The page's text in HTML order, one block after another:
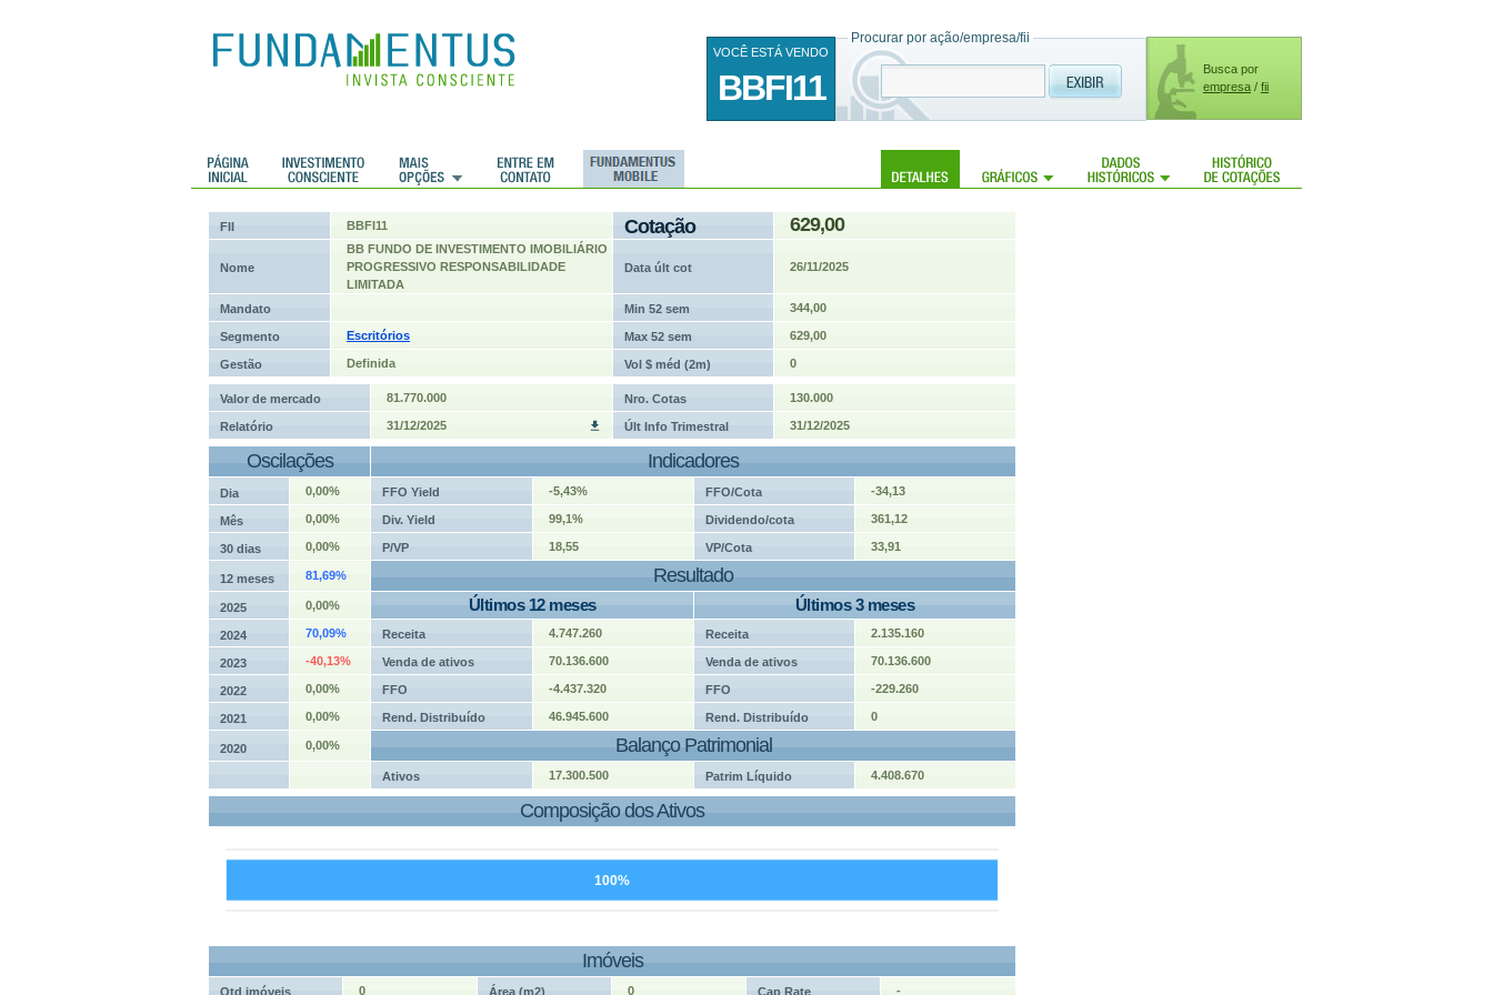
Busca por
empresa / fii
Procurar por ação/empresa/fii
VOCÊ ESTÁ VENDO
BBFI11
Histórico de cotações
FII BBFI11 Cotação 629,00
Nome
BB FUNDO DE INVESTIMENTO IMOBILIÁRIO
PROGRESSIVO RESPONSABILIDADE
LIMITADA
Data últ cot 26/11/2025
Mandato Min 52 sem 344,00
Segmento Escritórios Max 52 sem 629,00
Gestão Definida Vol $ méd (2m) 0
Valor de mercado 81.770.000 Nro. Cotas 130.000
Relatório 31/12/2025 Últ Info Trimestral 31/12/2025
Oscilações Indicadores
Dia 0,00% FFO Yield -5,43% FFO/Cota -34,13
Mês 0,00% Div. Yield 99,1% Dividendo/cota 361,12
30 dias 0,00% P/VP 18,55 VP/Cota 33,91
12 meses 81,69% Resultado
2025 0,00% Últimos 12 meses Últimos 3 meses
2024 70,09% Receita 4.747.260 Receita 2.135.160
2023 -40,13% Venda de ativos 70.136.600 Venda de ativos 70.136.600
2022 0,00% FFO -4.437.320 FFO -229.260
2021 0,00% Rend. Distribuído 46.945.600 Rend. Distribuído 0
2020 0,00% Balanço Patrimonial
Ativos 17.300.500 Patrim Líquido 4.408.670
Composição dos Ativos
100%
Imóveis
Qtd imóveis 0 Área (m2) 0 Cap Rate -